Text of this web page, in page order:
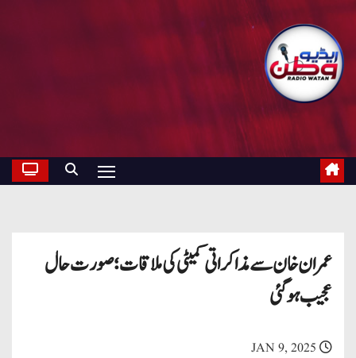
عمران خان سے مذاکراتی کمیٹی کی ملاقات؛ صورت حال
عجیب ہوگئی
JAN 9, 2025